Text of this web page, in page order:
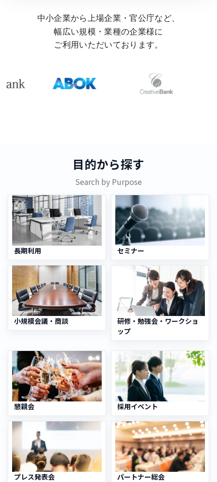
中小企業から上場企業・官公庁など、
幅広い規模・業種の企業様に
ご利用いただいております。
目的から探す
Search by Purpose
長期利用 セミナー
小規模会議・商談
研修・勉強会・ワークショ
ップ
懇親会 採用イベント
プレス発表会 パートナー総会